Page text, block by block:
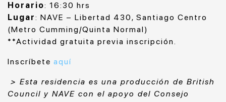
Horario: 16:30 hrs
Lugar: NAVE – Libertad 430, Santiago Centro
(Metro Cumming/Quinta Normal)
**Actividad gratuita previa inscripción.
Inscríbete aquí
> Esta residencia es una producción de British
Council y NAVE con el apoyo del Consejo